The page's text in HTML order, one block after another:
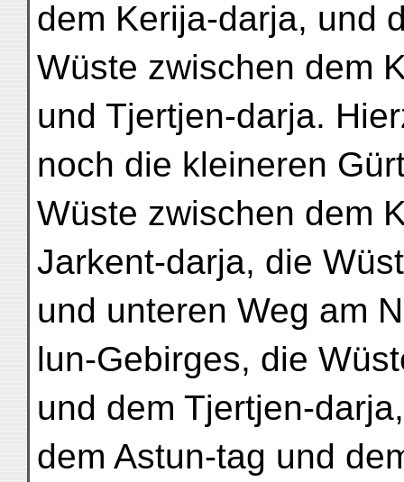
dem Kerija-darja, und
Wüste zwischen dem
und Tjertjen-darja.
noch die kleineren
Wüste zwischen dem
Jarkent-darja, die
und unteren Weg am
lun-Gebirges, die
und dem Tjertjen-
dem Astun-tag und